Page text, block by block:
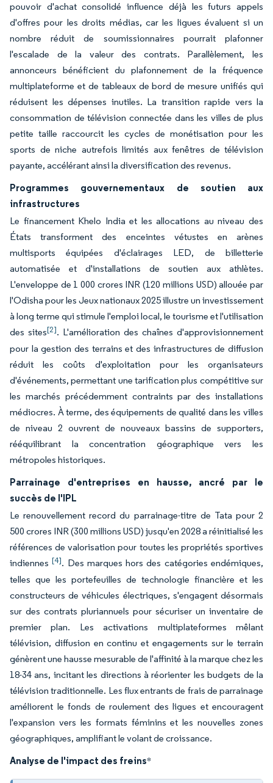
pouvoir d'achat consolidé influence déjà les futurs appels
d'offres pour les droits médias, car les ligues évaluent si un
nombre réduit de soumissionnaires pourrait plafonner
l'escalade de la valeur des contrats. Parallèlement, les
annonceurs bénéficient du plafonnement de la fréquence
multiplateforme et de tableaux de bord de mesure unifiés qui
réduisent les dépenses inutiles. La transition rapide vers la
consommation de télévision connectée dans les villes de plus
petite taille raccourcit les cycles de monétisation pour les
sports de niche autrefois limités aux fenêtres de télévision
payante, accélérant ainsi la diversification des revenus.
Programmes gouvernementaux de soutien aux
infrastructures
Le financement Khelo India et les allocations au niveau des
États transforment des enceintes vétustes en arènes
multisports équipées d'éclairages LED, de billetterie
automatisée et d'installations de soutien aux athlètes.
L'enveloppe de 1 000 crores INR (120 millions USD) allouée par
l'Odisha pour les Jeux nationaux 2025 illustre un investissement
à long terme qui stimule l'emploi local, le tourisme et l'utilisation
des sites[2]. L'amélioration des chaînes d'approvisionnement
pour la gestion des terrains et des infrastructures de diffusion
réduit les coûts d'exploitation pour les organisateurs
d'événements, permettant une tarification plus compétitive sur
les marchés précédemment contraints par des installations
médiocres. À terme, des équipements de qualité dans les villes
de niveau 2 ouvrent de nouveaux bassins de supporters,
rééquilibrant la concentration géographique vers les
métropoles historiques.
Parrainage d'entreprises en hausse, ancré par le
succès de l'IPL
Le renouvellement record du parrainage-titre de Tata pour 2
500 crores INR (300 millions USD) jusqu'en 2028 a réinitialisé les
références de valorisation pour toutes les propriétés sportives
indiennes[4]. Des marques hors des catégories endémiques,
telles que les portefeuilles de technologie financière et les
constructeurs de véhicules électriques, s'engagent désormais
sur des contrats pluriannuels pour sécuriser un inventaire de
premier plan. Les activations multiplateformes mêlant
télévision, diffusion en continu et engagements sur le terrain
génèrent une hausse mesurable de l'affinité à la marque chez les
18-34 ans, incitant les directions à réorienter les budgets de la
télévision traditionnelle. Les flux entrants de frais de parrainage
améliorent le fonds de roulement des ligues et encouragent
l'expansion vers les formats féminins et les nouvelles zones
géographiques, amplifiant le volant de croissance.
Analyse de l'impact des freins*